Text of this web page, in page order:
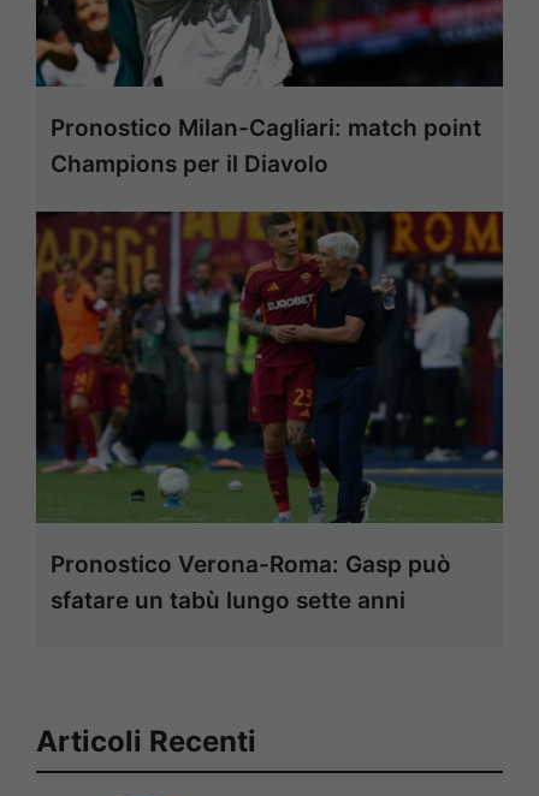
Pronostico Milan-Cagliari: match point
Champions per il Diavolo
Pronostico Verona-Roma: Gasp può
sfatare un tabù lungo sette anni
Articoli Recenti